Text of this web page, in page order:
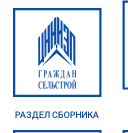
РАЗДЕЛ СБОРНИКА